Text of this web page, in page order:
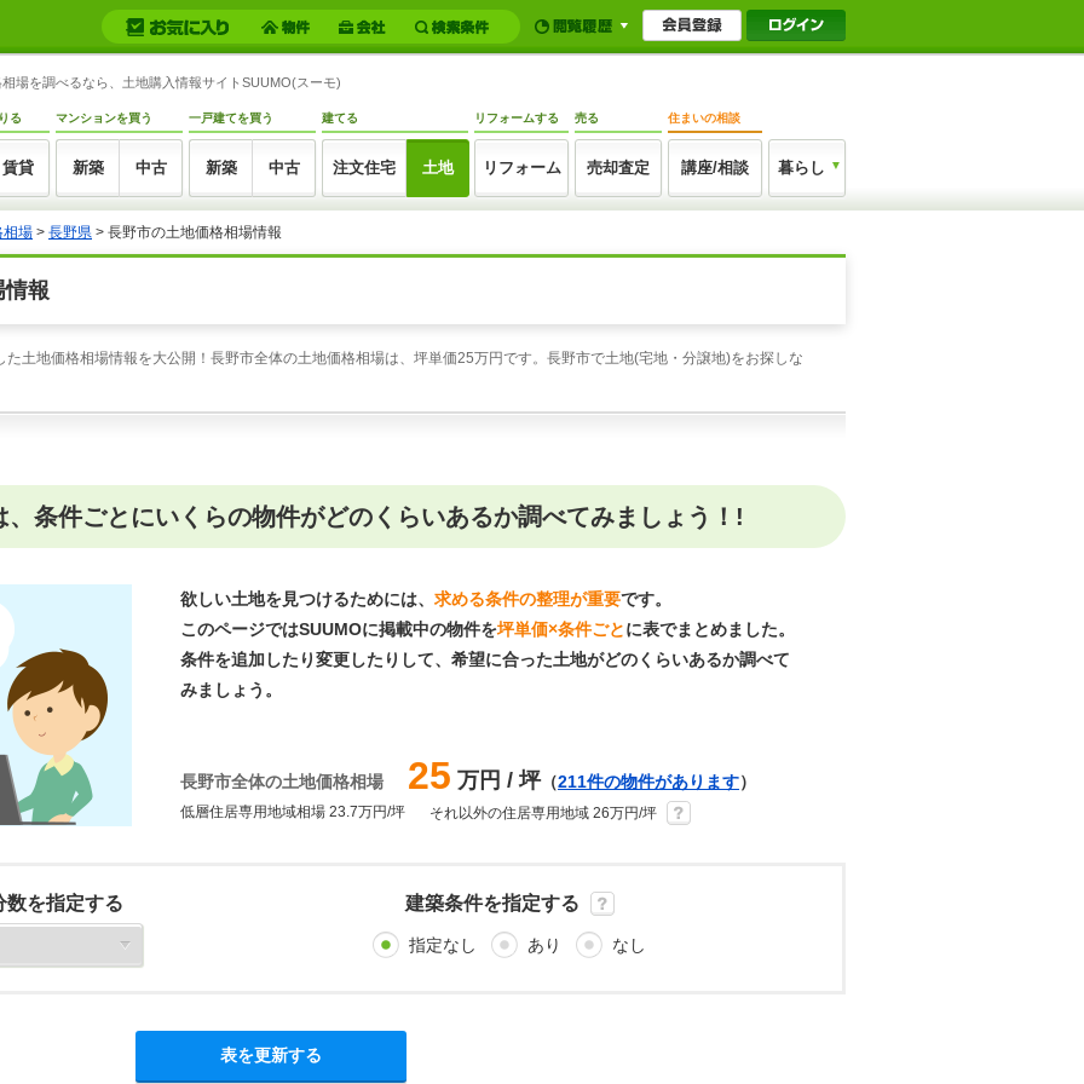
場を調べるなら、土地購入情報サイトSUUMO(スーモ)
る
賃貸
マンションを買う
新築 中古
一戸建てを買う
新築 中古
建てる
注文住宅 土地
リフォームする
リフォーム
売る
売却査定
住まいの相談
講座/相談 暮らし
相場 > 長野県 > 長野市の土地価格相場情報
情報
土地価格相場情報を大公開！長野市全体の土地価格相場は、坪単価25万円です。長野市で土地(宅地・分譲地)をお探しな
、条件ごとにいくらの物件がどのくらいあるか調べてみましょう！!
欲しい土地を見つけるためには、 求める条件の整理が重要です。
このページではSUUMOに掲載中の物件を坪単価×条件ごとに表でまとめました。
条件を追加したり変更したりして、希望に合った土地がどのくらいあるか調べて
みましょう。
長野市全体の土地価格相場 25 万円 / 坪（211件の物件があります）
低層住居専用地域相場 23.7万円/坪 それ以外の住居専用地域 26万円/坪
数を指定する 建築条件を指定する
指定なし あり なし
表を更新する